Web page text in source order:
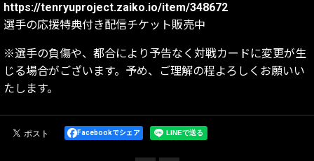
https://tenryuproject.zaiko.io/item/348672
選手の応援特典付き配信チケット販売中
※選手の負傷や、都合により予告なく対戦カードに変更が生
じる場合がございます。予め、ご理解の程よろしくお願いい
たします。
Facebookでシェア